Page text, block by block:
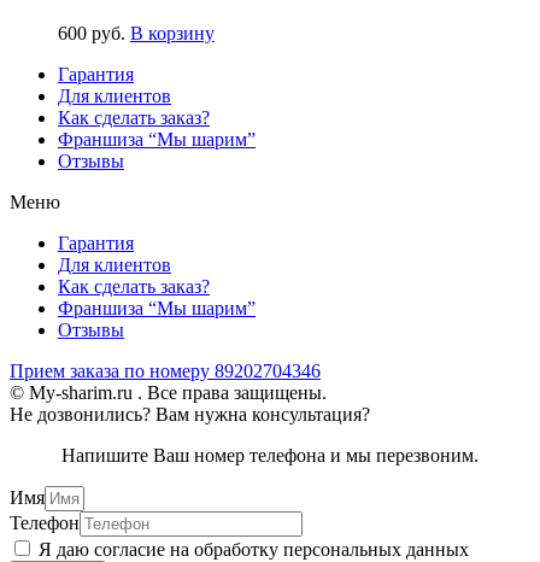
600 руб. В корзину
Гарантия
Для клиентов
Как сделать заказ?
Франшиза “Мы шарим”
Отзывы
Меню
Гарантия
Для клиентов
Как сделать заказ?
Франшиза “Мы шарим”
Отзывы
Прием заказа по номеру 89202704346
© My-sharim.ru . Все права защищены.
Не дозвонились? Вам нужна консультация?
Напишите Ваш номер телефона и мы перезвоним.
Имя
Телефон
Я даю согласие на обработку персональных данных